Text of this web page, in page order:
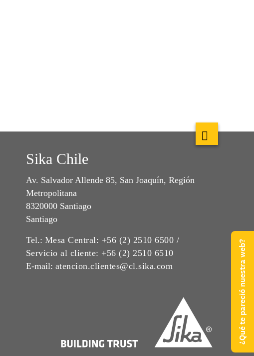
Sika Chile
Av. Salvador Allende 85, San Joaquín, Región
Metropolitana
8320000 Santiago
Santiago
Tel.: Mesa Central: +56 (2) 2510 6500 /
Servicio al cliente: +56 (2) 2510 6510
E-mail: atencion.clientes@cl.sika.com ¿Qué te pareció nuestra web?